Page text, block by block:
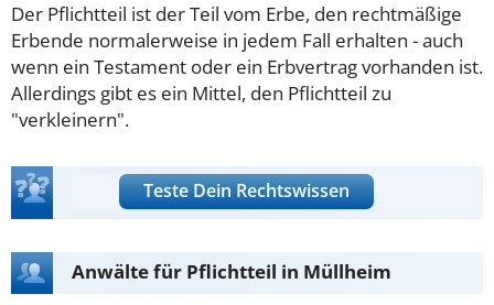
Der Pflichtteil ist der Teil vom Erbe, den rechtmäßige
Erbende normalerweise in jedem Fall erhalten - auch
wenn ein Testament oder ein Erbvertrag vorhanden ist.
Allerdings gibt es ein Mittel, den Pflichtteil zu
"verkleinern".
Teste Dein Rechtswissen
Anwälte für Pflichtteil in Müllheim